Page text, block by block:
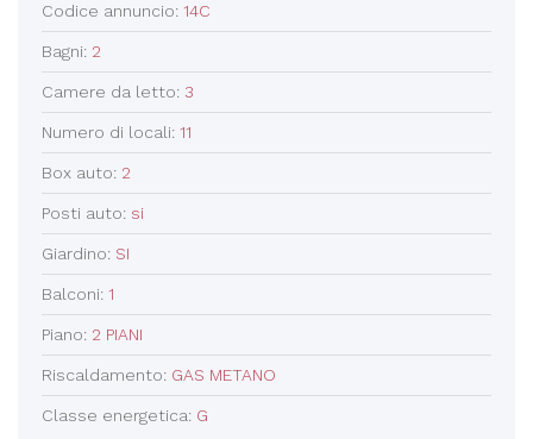
Codice annuncio: 14C
Bagni: 2
Camere da letto: 3
Numero di locali: 11
Box auto: 2
Posti auto: si
Giardino: SI
Balconi: 1
Piano: 2 PIANI
Riscaldamento: GAS METANO
Classe energetica: G